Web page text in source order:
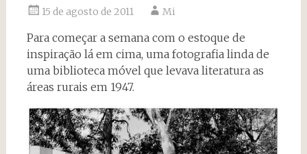
15 de agosto de 2011 Mi
Para começar a semana com o estoque de
inspiração lá em cima, uma fotografia linda de
uma biblioteca móvel que levava literatura as
áreas rurais em 1947.